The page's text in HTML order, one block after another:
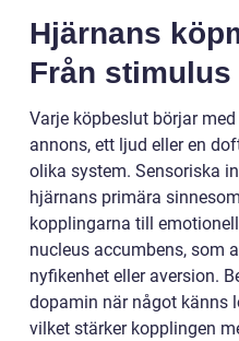
Hjärnans
Från
Varje köpbeslut börjar
annons, ett ljud eller en
olika system. Sensoriska
hjärnans primära
kopplingarna till
nucleus accumbens, som
nyfikenhet eller aversion.
dopamin när något känns
vilket stärker kopplingen